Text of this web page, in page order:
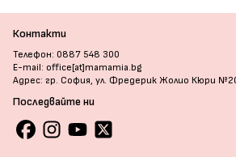
Контакти
Телефон: 0887 548 300
E-mail: office[at]mamamia.bg
Адрес: гр. София, ул. Фредерик Жолио Кюри
Последвайте ни